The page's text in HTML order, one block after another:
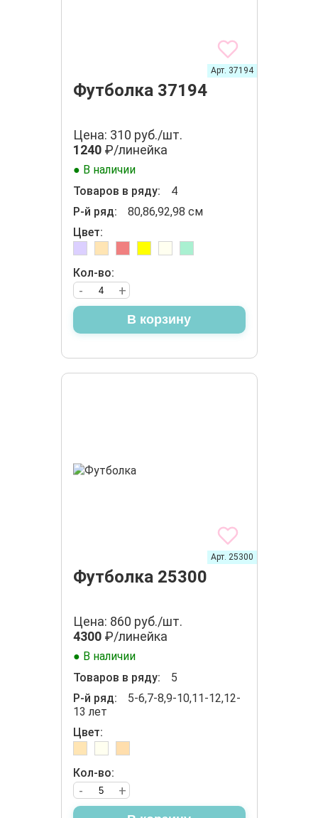
Футболка 37194
Арт. 37194
Цена: 310 руб./шт.
1240₽/линейка
● В наличии
Товаров в ряду:
4
Р-й ряд:
80,86,92,98 см
Цвет:
Кол-во:
+
-
В корзину
Футболка 25300
Арт. 25300
Цена: 860 руб./шт.
4300₽/линейка
● В наличии
Товаров в ряду:
5
Р-й ряд:
5-6,7-8,9-10,11-12,12-
13 лет
Цвет:
Кол-во:
+
-